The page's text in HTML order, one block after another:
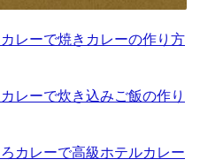
レーで焼きカレーの作り方
レーで炊き込みご飯の作り
カレーで高級ホテルカレー